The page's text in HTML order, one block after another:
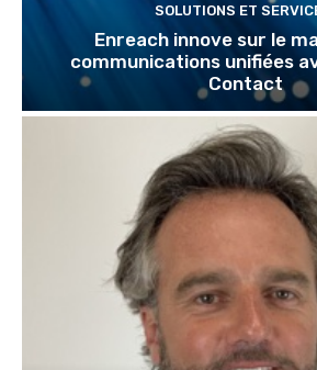
SOLUTIONS ET
Enreach innove sur le
communications unifiées
Contact